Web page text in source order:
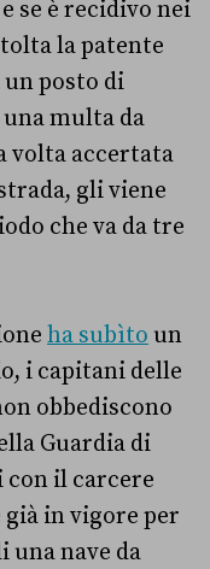
se è recidivo nei
la patente
un posto di
multa da
volta accertata
gli viene
che va da tre
ha subìto un
i capitani delle
obbediscono
Guardia di
con il carcere
già in vigore per
una nave da